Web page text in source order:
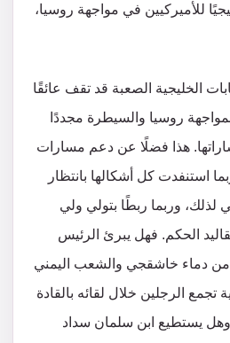
للأميركيين في مواجهة روسيا،
الخليجية الصعبة قد تقف عائقًا
لمواجهة روسيا والسيطرة مجددًا
هذا فضلًا عن دعم مسارات
استنفدت كل أشكالها بانتظار
لذلك، وربما ربطًا بتولي ولي
الحكم. فهل يبرئ الرئيس
دماء خاشقجي والشعب اليمني
تجمع الرجلين خلال لقائه بالقادة
وهل يستطيع ابن سلمان سداد